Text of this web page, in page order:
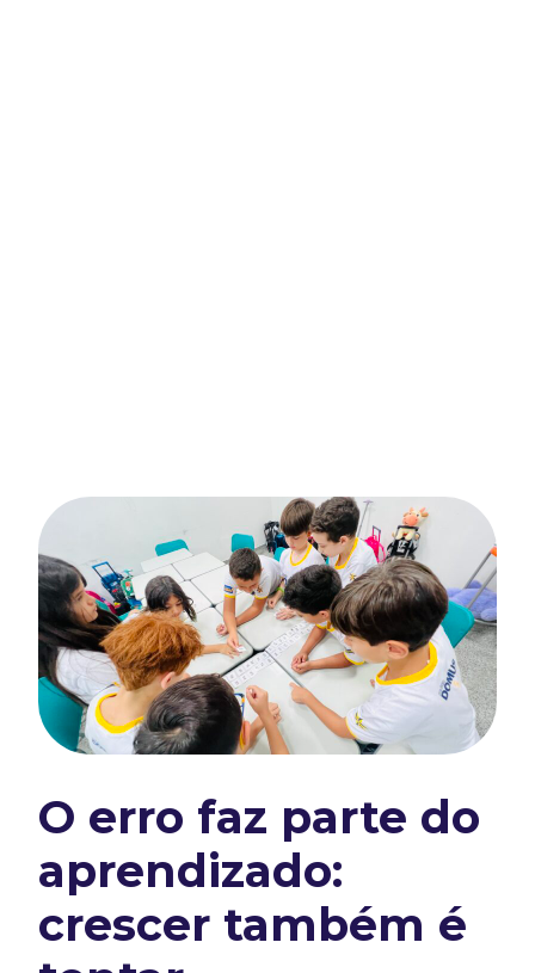
O erro faz parte do
aprendizado:
crescer também é